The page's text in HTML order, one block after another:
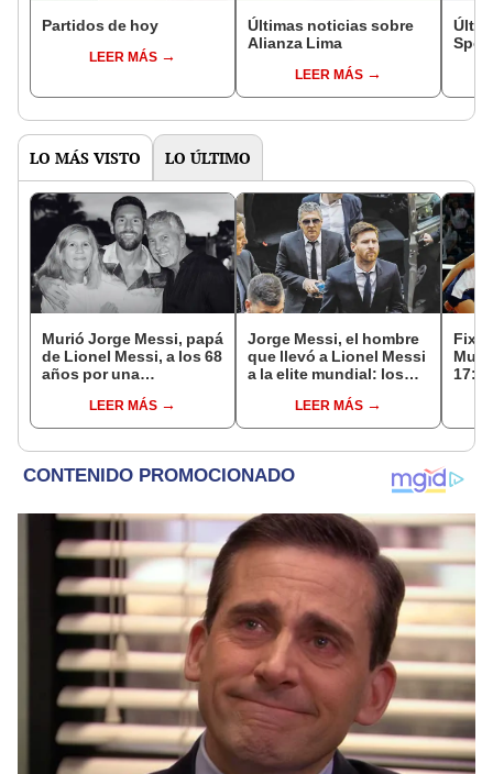
Partidos de hoy
LEER MÁS
Últimas noticias sobre
Alianza Lima
LEER MÁS
LO MÁS VISTO LO ÚLTIMO
Murió Jorge Messi, papá
de Lionel Messi, a los 68
años por una
LEER MÁS
Jorge Messi, el hombre
que llevó a Lionel Messi
a la elite mundial: los
carrera de su hijo
LEER MÁS
17: